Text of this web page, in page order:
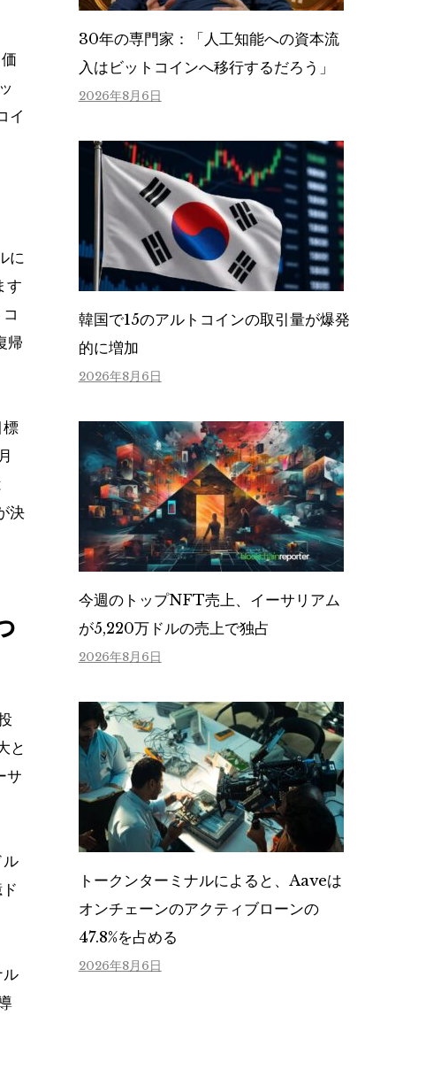
イ
に
す
帰
標
決
と
サ
ル
ル
30年の専門家：「人工知能への資本流
入はビットコインへ移行するだろう」
2026年8月6日
韓国で15のアルトコインの取引量が爆発
的に増加
2026年8月6日
今週のトップNFT売上、イーサリアム
が5,220万ドルの売上で独占
2026年8月6日
トークンターミナルによると、Aaveは
オンチェーンのアクティブローンの
47.8%を占める
2026年8月6日